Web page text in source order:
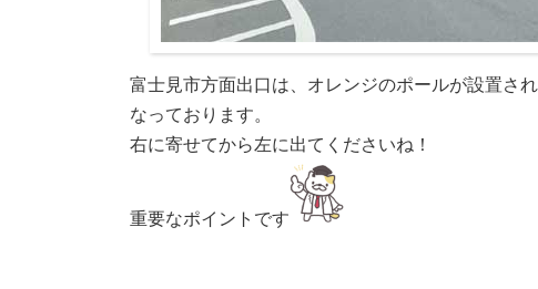
富士見市方面出口は、オレンジのポールが設置さ
なっております。
右に寄せてから左に出てくださいね！
重要なポイントです